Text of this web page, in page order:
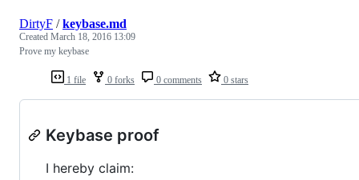
1 file 0 forks 0 comments 0 stars
DirtyF /keybase.md
Created March 18, 2016 13:09
Prove my keybase
Keybase proof
I hereby claim: